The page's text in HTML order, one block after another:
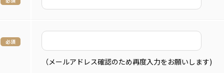
（メールアドレス確認のため再度入力をお願いします)